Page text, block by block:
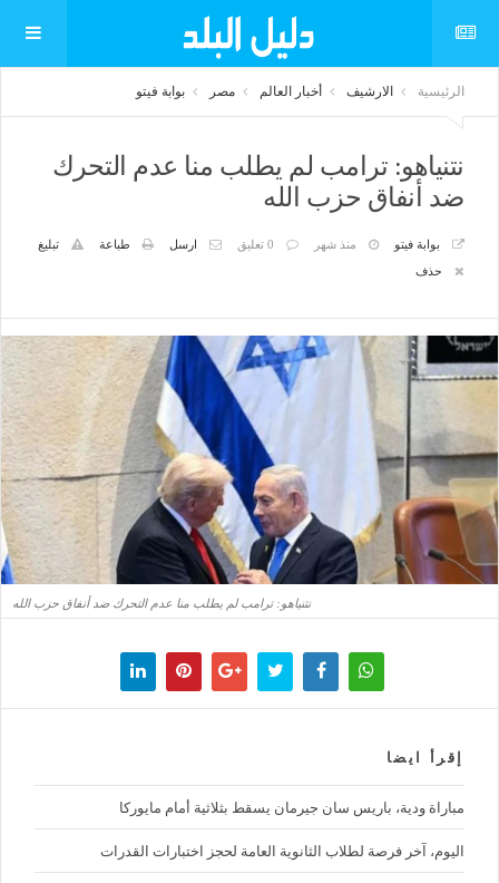
الرئيسية الارشيف أخبار العالم مصر بوابة فيتو
نتنياهو: ترامب لم يطلب منا عدم التحرك
ضد أنفاق حزب الله
بوابة فيتو منذ شهر 0 تعليق ارسل طباعة
تبليغ
حذف
نتنياهو: ترامب لم يطلب منا عدم التحرك ضد أنفاق حزب الله
إقرأ ايضا
مباراة ودية، باريس سان جيرمان يسقط بثلاثية أمام مايوركا
اليوم، آخر فرصة لطلاب الثانوية العامة لحجز اختبارات القدرات